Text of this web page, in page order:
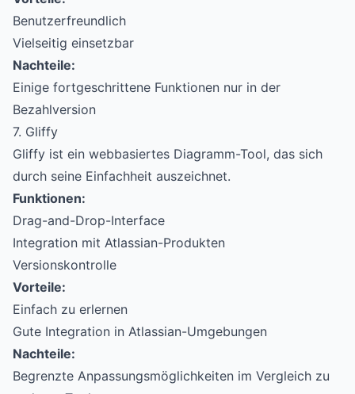
Benutzerfreundlich
Vielseitig einsetzbar
Nachteile:
Einige fortgeschrittene Funktionen nur in der
Bezahlversion
7. Gliffy
Gliffy ist ein webbasiertes Diagramm-Tool, das sich
durch seine Einfachheit auszeichnet.
Funktionen:
Drag-and-Drop-Interface
Integration mit Atlassian-Produkten
Versionskontrolle
Vorteile:
Einfach zu erlernen
Gute Integration in Atlassian-Umgebungen
Nachteile:
Begrenzte Anpassungsmöglichkeiten im Vergleich zu